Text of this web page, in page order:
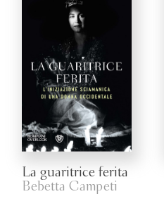
La guaritrice ferita
Bebetta Campeti